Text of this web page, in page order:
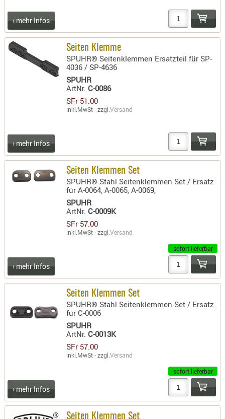
› mehr Infos
Seiten Klemme
SPUHR® Seitenklemmen Ersatzteil für SP-
4036 / SP-4636
SPUHR
ArtNr.C-0086
SFr 51.00
inkl.MwSt - zzgl.Versand
› mehr Infos
Seiten Klemmen Set
SPUHR® Stahl Seitenklemmen Set / Ersatz
für A-0064, A-0065, A-0069,
SPUHR
ArtNr.C-0009K
SFr 57.00
inkl.MwSt - zzgl.Versand
sofort lieferbar
› mehr Infos
Seiten Klemmen Set
SPUHR® Stahl Seitenklemmen Set / Ersatz
für C-0006
SPUHR
ArtNr.C-0013K
SFr 57.00
inkl.MwSt - zzgl.Versand
sofort lieferbar
› mehr Infos
Seiten Klemmen Set